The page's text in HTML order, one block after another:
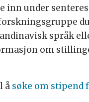
under
språk
om
å søke om stipend